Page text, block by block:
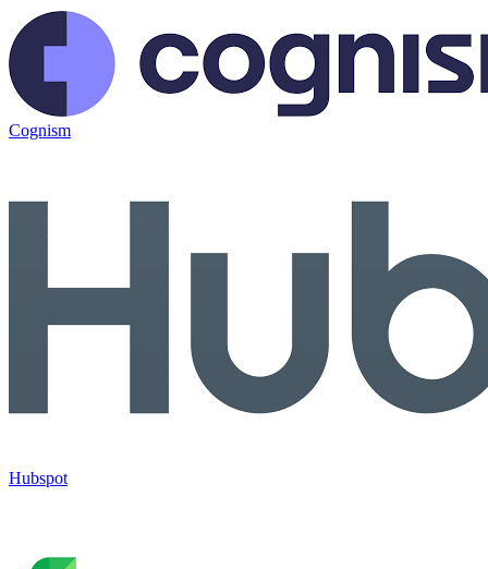
Cognism
Hubspot